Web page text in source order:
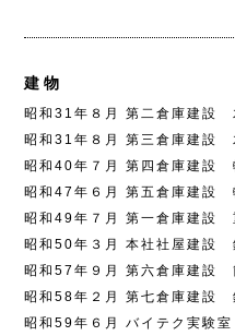
建物
昭和31年８月 第二倉庫建設
昭和31年８月 第三倉庫建設
昭和40年７月 第四倉庫建設
昭和47年６月 第五倉庫建設
昭和49年７月 第一倉庫建設
昭和50年３月 本社社屋建設
昭和57年９月 第六倉庫建設
昭和58年２月 第七倉庫建設
昭和59年６月 バイテク実験